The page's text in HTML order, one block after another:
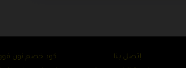
إتصل بنا
كود خصم نون